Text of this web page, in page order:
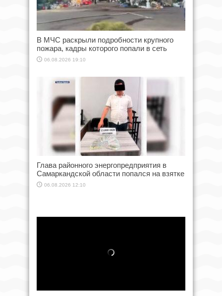
В МЧС раскрыли подробности крупного
пожара, кадры которого попали в сеть
06.08.2026 19:10
Глава районного энергопредприятия в
Самаркандской области попался на взятке
06.08.2026 12:10